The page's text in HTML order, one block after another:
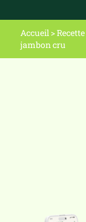
Accueil >Recette
jambon cru